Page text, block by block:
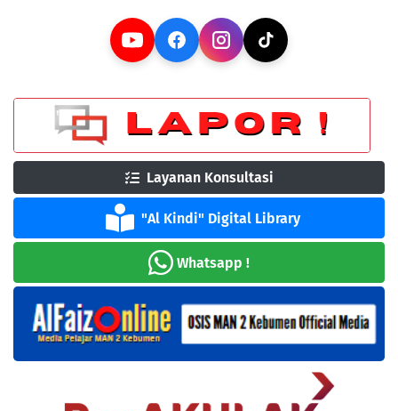
Layanan Konsultasi
"Al Kindi" Digital Library
Whatsapp !